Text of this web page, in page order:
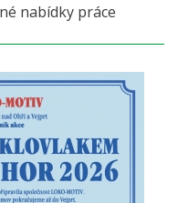
nabídky práce